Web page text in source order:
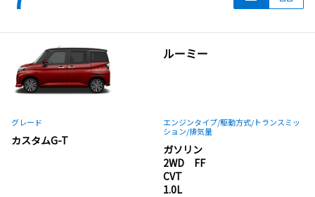
ルーミー
グレード
カスタムG-T
エンジンタイプ/駆動方式/トランスミッ
ション/排気量
ガソリン
2WD FF
CVT
1.0L